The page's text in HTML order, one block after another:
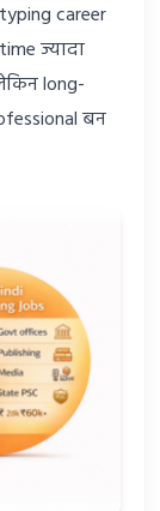
career
ज्यादा
long-
बन